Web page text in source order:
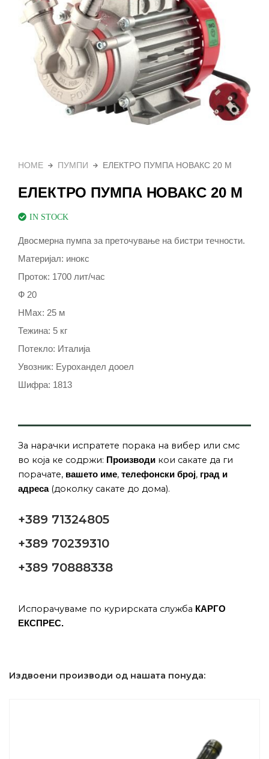
HOME ПУМПИ ЕЛЕКТРО ПУМПА НОВАКС 20 М
ЕЛЕКТРО ПУМПА НОВАКС 20 М
IN STOCK
Двосмерна пумпа за преточување на бистри течности.
Материјал: инокс
Проток: 1700 лит/час
Ф 20
HMax: 25 м
Тежина: 5 кг
Потекло: Италија
Увозник: Еурохандел дооел
Шифра: 1813
За нарачки испратете порака на вибер или смс
во која ке содржи: Производи кои сакате да ги
порачате, вашето име, телефонски број, град и
адреса(доколку сакате до дома).
+389 71324805
+389 70239310
+389 70888338
Испорачуваме по курирската служба КАРГО
ЕКСПРЕС.
Издвоени производи од нашата понуда: